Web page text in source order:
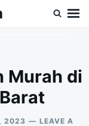
Murah di
2023
LEAVE A